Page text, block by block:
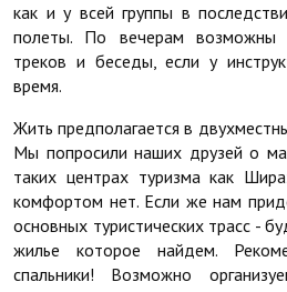
как и у всей группы в
полеты. По вечерам возможны
треков и беседы, если у
время.
Жить предполагается в
Мы попросили наших друзей о
таких центрах туризма как
комфортом нет. Если же нам
основных туристических трасс -
жилье которое найдем.
спальники! Возможно